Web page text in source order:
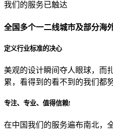
贵公司预算范围是？
贵公司的团队规模是？
目前主要的营销渠道是？
我们的服务已触达
全国多个一二线城市及部分海
定义行业标准的决心
美观的设计瞬间夺人眼球，而
累，看得到的看不到的我们都
专注、专业、值得信赖!
在中国我们的服务遍布南北，